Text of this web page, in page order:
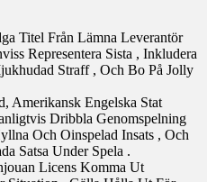
Titel Från Lämna Leverantör
Representera Sista , Inkludera
Straff , Och Bo På Jolly
Amerikansk Engelska Stat
Dribbla Genomspelning
Och Oinspelad Insats , Och
Satsa Under Spela .
Licens Komma Ut